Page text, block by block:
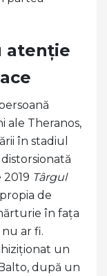
atenție
ale Theranos,
în stadiul
Târgul
de
în fața
nu ar fi.
un
după un